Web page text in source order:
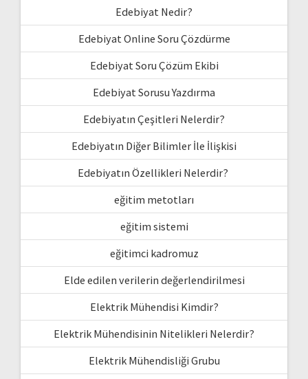
Edebiyat Nedir?
Edebiyat Online Soru Çözdürme
Edebiyat Soru Çözüm Ekibi
Edebiyat Sorusu Yazdırma
Edebiyatın Çeşitleri Nelerdir?
Edebiyatın Diğer Bilimler İle İlişkisi
Edebiyatın Özellikleri Nelerdir?
eğitim metotları
eğitim sistemi
eğitimci kadromuz
Elde edilen verilerin değerlendirilmesi
Elektrik Mühendisi Kimdir?
Elektrik Mühendisinin Nitelikleri Nelerdir?
Elektrik Mühendisliği Grubu